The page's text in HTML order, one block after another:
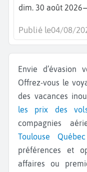
dim. 30 août 2026
Publié le04/08/
Envie d’évasion vers une destination lointaine ?
Offrez-vous le
des vacances
les prix des
compagnies
Toulouse
Québec
préférences et
affaires ou